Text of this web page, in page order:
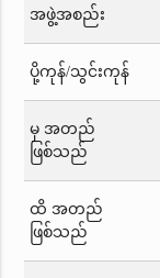
အဖွဲ့အစည်း
ပို့ကုန်/သွင်းကုန်
မှ အတည်
ဖြစ်သည်
ထိ အတည်
ဖြစ်သည်